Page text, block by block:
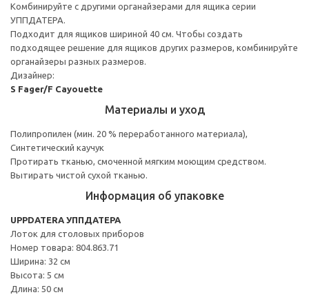
Комбинируйте с другими органайзерами для ящика серии
УППДАТЕРА.
Подходит для ящиков шириной 40 см. Чтобы создать
подходящее решение для ящиков других размеров, комбинируйте
органайзеры разных размеров.
Дизайнер:
S Fager/F Cayouette
Материалы и уход
Полипропилен (мин. 20 % переработанного материала),
Синтетический каучук
Протирать тканью, смоченной мягким моющим средством.
Вытирать чистой сухой тканью.
Информация об упаковке
UPPDATERA УППДАТЕРА
Лоток для столовых приборов
Номер товара: 804.863.71
Ширина: 32 см
Высота: 5 см
Длина: 50 см